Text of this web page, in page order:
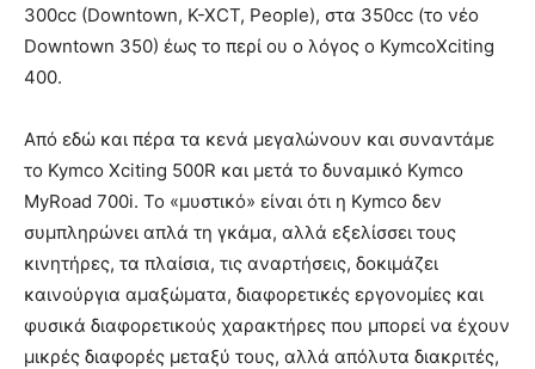
300cc (Downtown, K-XCT, People), στα 350cc (το νέο
Downtown 350) έως το περί ου ο λόγος ο KymcoXciting
400.
Από εδώ και πέρα τα κενά μεγαλώνουν και συναντάμε
το Kymco Xciting 500R και μετά το δυναμικό Kymco
MyRoad 700i. Το «μυστικό» είναι ότι η Kymco δεν
συμπληρώνει απλά τη γκάμα, αλλά εξελίσσει τους
κινητήρες, τα πλαίσια, τις αναρτήσεις, δοκιμάζει
καινούργια αμαξώματα, διαφορετικές εργονομίες και
φυσικά διαφορετικούς χαρακτήρες που μπορεί να έχουν
μικρές διαφορές μεταξύ τους, αλλά απόλυτα διακριτές,